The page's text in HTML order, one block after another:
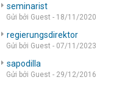
seminarist
Gửi bởi Guest - 18/11/2020
regierungsdirektor
Gửi bởi Guest - 07/11/2023
sapodilla
Gửi bởi Guest - 29/12/2016